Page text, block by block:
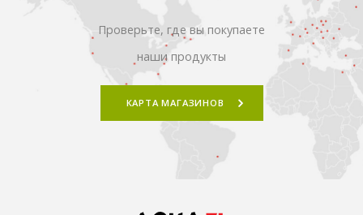
Проверьте, где вы покупаете
наши продукты
КАРТА МАГАЗИНОВ